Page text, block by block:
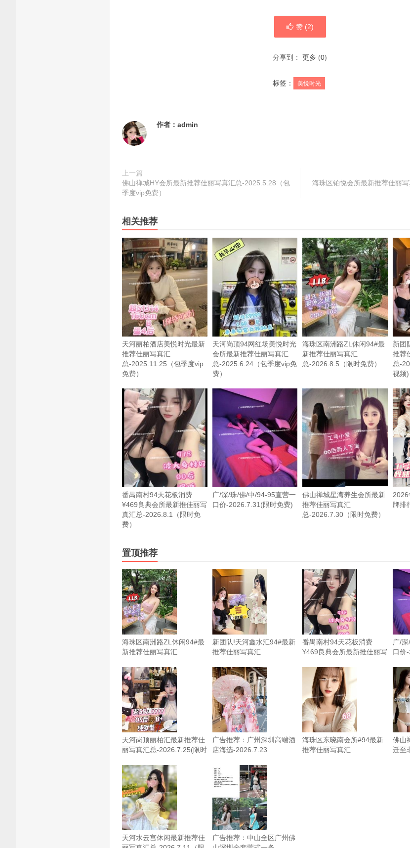
赞 (2)
分享到： 更多 (0)
标签： 美悦时光
作者： admin
上一篇
佛山禅城HY会所最新推荐佳丽写真汇总-2025.5.28（包
季度vip免费）
海珠区铂悦会所最新推荐佳丽
相关推荐
天河丽柏酒店美悦时光最新
推荐佳丽写真汇
总-2025.11.25（包季度vip
免费）
天河岗顶94网红场美悦时光
会所最新推荐佳丽写真汇
总-2025.6.24（包季度vip免
费）
海珠区南洲路ZL休闲94#最
新推荐佳丽写真汇
总-2026.8.5（限时免费）
新团
推荐
总-
视频)
番禺南村94天花板消费
¥469良典会所最新推佳丽写
真汇总-2026.8.1（限时免
费）
广/深/珠/佛/中/94-95直营一
口价-2026.7.31(限时免费)
佛山禅城星湾养生会所最新
推荐佳丽写真汇
总-2026.7.30（限时免费）
2026
牌排
置顶推荐
海珠区南洲路ZL休闲94#最
新推荐佳丽写真汇
新团队!天河鑫水汇94#最新
推荐佳丽写真汇
视频)
番禺南村94天花板消费
¥469良典会所最新推佳丽写
费）
广/
口价
天河岗顶丽柏汇最新推荐佳
丽写真汇总-2026.7.25(限时
广告推荐：广州深圳高端酒
店海选-2026.7.23
海珠区东晓南会所#94最新
推荐佳丽写真汇
佛山
迁至
天河水云宫休闲最新推荐佳
广告推荐：中山全区广州佛